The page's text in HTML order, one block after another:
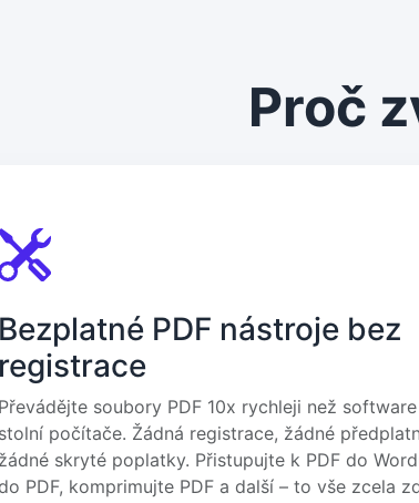
Proč
Bezplatné PDF nástroje bez
registrace
Převádějte soubory PDF 10x rychleji než
stolní počítače. Žádná registrace, žádné
žádné skryté poplatky. Přistupujte k PDF do
PDF, komprimujte PDF a další – to vše zcela